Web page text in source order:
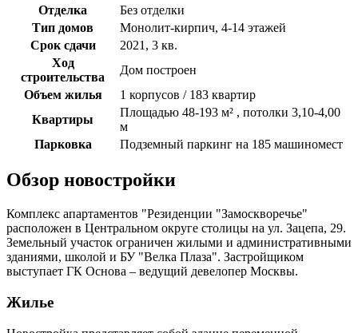
Отделка
Без отделки
Тип домов
Монолит-кирпич, 4-14 этажей
Срок сдачи
2021, 3 кв.
Ход
строительства
Дом построен
Объем жилья
1 корпусов / 183 квартир
Квартиры
Площадью 48-193 м² , потолки 3,10-4,00
м
Парковка
Подземный паркинг на 185 машиномест
Обзор новостройки
Комплекс апартаментов "Резиденции "Замоскворечье"
расположен в Центральном округе столицы на ул. Зацепа, 29.
Земельный участок ограничен жилыми и административными
зданиями, школой и БУ "Велка Плаза". Застройщиком
выступает ГК Основа – ведущий девелопер Москвы.
Жилье